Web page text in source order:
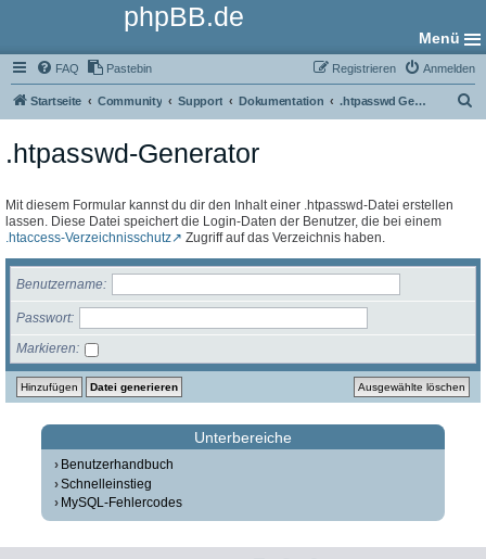
phpBB.de
Menü
FAQ Pastebin Anmelden
Registrieren
Startseite Community Support Dokumentation .htpasswd Generator
.htpasswd-Generator
Mit diesem Formular kannst du dir den Inhalt einer .htpasswd-Datei erstellen
lassen. Diese Datei speichert die Login-Daten der Benutzer, die bei einem
.htaccess-Verzeichnisschutz
Zugriff auf das Verzeichnis haben.
Benutzername
Passwort
Markieren
Unterbereiche
Benutzerhandbuch
Schnelleinstieg
MySQL-Fehlercodes